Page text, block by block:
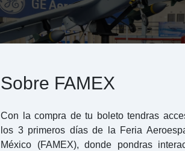
Sobre FAMEX
Con la compra de tu boleto tendras
los 3 primeros días de la Feria
México (FAMEX), donde pondras